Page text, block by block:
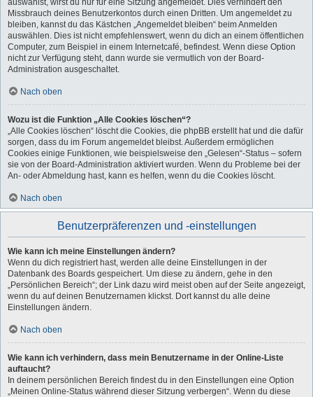
auswählst, wirst du nur für eine Sitzung angemeldet. Dies verhindert den
Missbrauch deines Benutzerkontos durch einen Dritten. Um angemeldet zu
bleiben, kannst du das Kästchen „Angemeldet bleiben“ beim Anmelden
auswählen. Dies ist nicht empfehlenswert, wenn du dich an einem öffentlichen
Computer, zum Beispiel in einem Internetcafé, befindest. Wenn diese Option
nicht zur Verfügung steht, dann wurde sie vermutlich von der Board-
Administration ausgeschaltet.
Nach oben
Wozu ist die Funktion „Alle Cookies löschen“?
„Alle Cookies löschen“ löscht die Cookies, die phpBB erstellt hat und die dafür
sorgen, dass du im Forum angemeldet bleibst. Außerdem ermöglichen
Cookies einige Funktionen, wie beispielsweise den „Gelesen“-Status – sofern
sie von der Board-Administration aktiviert wurden. Wenn du Probleme bei der
An- oder Abmeldung hast, kann es helfen, wenn du die Cookies löscht.
Nach oben
Benutzerpräferenzen und -einstellungen
Wie kann ich meine Einstellungen ändern?
Wenn du dich registriert hast, werden alle deine Einstellungen in der
Datenbank des Boards gespeichert. Um diese zu ändern, gehe in den
„Persönlichen Bereich“; der Link dazu wird meist oben auf der Seite angezeigt,
wenn du auf deinen Benutzernamen klickst. Dort kannst du alle deine
Einstellungen ändern.
Nach oben
Wie kann ich verhindern, dass mein Benutzername in der Online-Liste
auftaucht?
In deinem persönlichen Bereich findest du in den Einstellungen eine Option
„Meinen Online-Status während dieser Sitzung verbergen“. Wenn du diese